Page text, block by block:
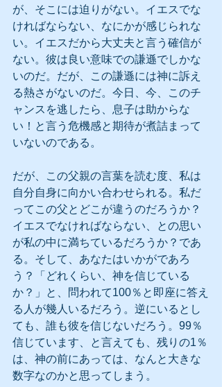
が、そこには迫りがない。イエスでな
ければならない、なにかが感じられな
い。イエスだから大丈夫と言う確信が
ない。彼は良い意味での謙遜でしかな
いのだ。だが、この謙遜には神に訴え
る熱さがないのだ。今日、今、このチ
ャンスを逃したら、息子は助からな
い！と言う危機感と期待が煮詰まって
いないのである。
だが、この父親の言葉を読む度、私は
自分自身に向かい合わせられる。私だ
ってこの父とどこが違うのだろうか？
イエスでなければならない、との思い
が私の中に満ちているだろうか？であ
る。そして、あなたはいかがであろ
う？「どれくらい、神を信じている
か？」と、問われて100％と即座に答え
る人が幾人いるだろう。逆にいるとし
ても、誰も彼を信じないだろう。99％
信じています、と言えても、残りの1％
は、神の前にあっては、なんと大きな
数字なのかと思ってしまう。